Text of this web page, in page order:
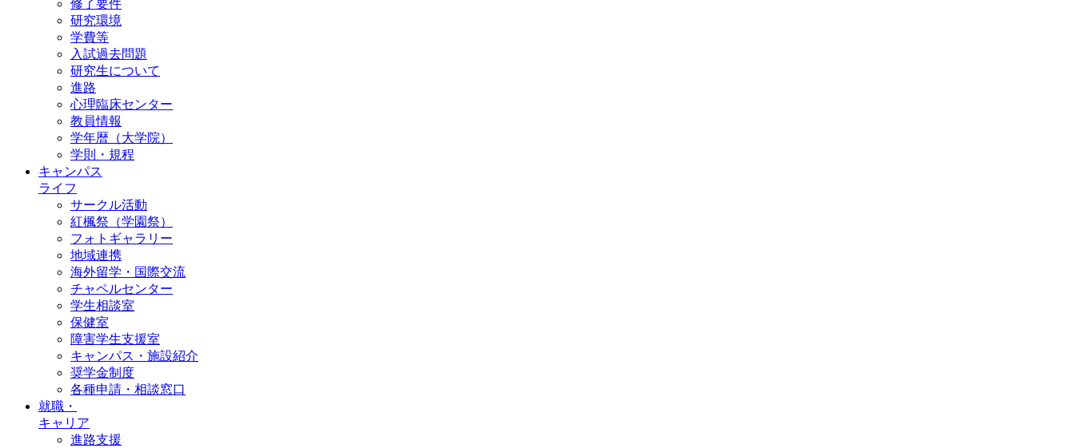
修了要件
研究環境
学費等
入試過去問題
研究生について
進路
心理臨床センター
教員情報
学年暦（大学院）
学則・規程
キャンパス
ライフ
サークル活動
紅楓祭（学園祭）
フォトギャラリー
地域連携
海外留学・国際交流
チャペルセンター
学生相談室
保健室
障害学生支援室
キャンパス・施設紹介
奨学金制度
各種申請・相談窓口
就職・
キャリア
進路支援